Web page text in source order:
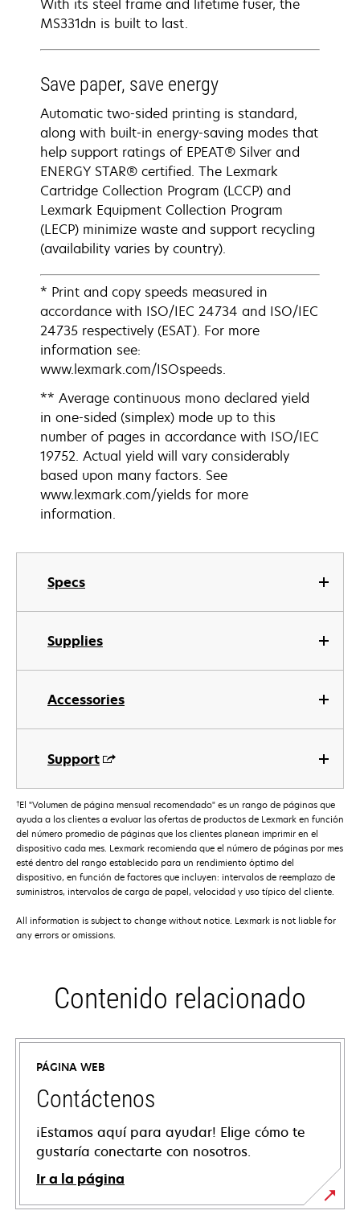
Specs
Supplies
Accessories
Support
With its steel frame and lifetime fuser, the
MS331dn is built to last.
Save paper, save energy
Automatic two-sided printing is standard,
along with built-in energy-saving modes that
help support ratings of EPEAT® Silver and
ENERGY STAR® certified. The Lexmark
Cartridge Collection Program (LCCP) and
Lexmark Equipment Collection Program
(LECP) minimize waste and support recycling
(availability varies by country).
* Print and copy speeds measured in
accordance with ISO/IEC 24734 and ISO/IEC
24735 respectively (ESAT). For more
information see:
www.lexmark.com/ISOspeeds.
** Average continuous mono declared yield
in one-sided (simplex) mode up to this
number of pages in accordance with ISO/IEC
19752. Actual yield will vary considerably
based upon many factors. See
www.lexmark.com/yields for more
information.
†El "Volumen de página mensual recomendado" es un rango de páginas que
ayuda a los clientes a evaluar las ofertas de productos de Lexmark en función
del número promedio de páginas que los clientes planean imprimir en el
dispositivo cada mes. Lexmark recomienda que el número de páginas por mes
esté dentro del rango establecido para un rendimiento óptimo del
dispositivo, en función de factores que incluyen: intervalos de reemplazo de
suministros, intervalos de carga de papel, velocidad y uso típico del cliente.
All information is subject to change without notice. Lexmark is not liable for
any errors or omissions.
Contenido relacionado
PÁGINA WEB
Contáctenos
¡Estamos aquí para ayudar! Elige cómo te
gustaría conectarte con nosotros.
Ir a la página